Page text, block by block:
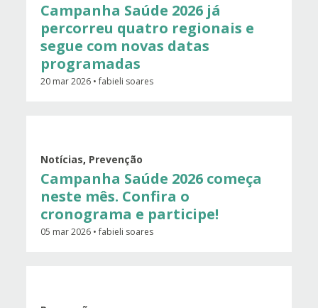
Campanha Saúde 2026 já
percorreu quatro regionais e
segue com novas datas
programadas
20 mar 2026 • fabieli soares
Notícias, Prevenção
Campanha Saúde 2026 começa
neste mês. Confira o
cronograma e participe!
05 mar 2026 • fabieli soares